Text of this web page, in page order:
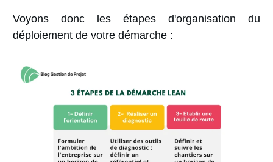
Voyons donc les étapes d'organisation du
déploiement de votre démarche :